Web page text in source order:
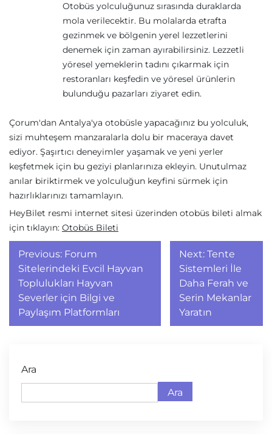
Otobüs yolculuğunuz sırasında duraklarda
mola verilecektir. Bu molalarda etrafta
gezinmek ve bölgenin yerel lezzetlerini
denemek için zaman ayırabilirsiniz. Lezzetli
yöresel yemeklerin tadını çıkarmak için
restoranları keşfedin ve yöresel ürünlerin
bulunduğu pazarları ziyaret edin.
Çorum'dan Antalya'ya otobüsle yapacağınız bu yolculuk,
sizi muhteşem manzaralarla dolu bir maceraya davet
ediyor. Şaşırtıcı deneyimler yaşamak ve yeni yerler
keşfetmek için bu geziyi planlarınıza ekleyin. Unutulmaz
anılar biriktirmek ve yolculuğun keyfini sürmek için
hazırlıklarınızı tamamlayın.
HeyBilet resmi internet sitesi üzerinden otobüs bileti almak
için tıklayın: Otobüs Bileti
Yazı
gezinmesi
Previous: Forum
Sitelerindeki Evcil Hayvan
Toplulukları Hayvan
Severler için Bilgi ve
Paylaşım Platformları
Next: Tente
Sistemleri İle
Daha Ferah ve
Serin Mekanlar
Yaratın
Ara
Ara